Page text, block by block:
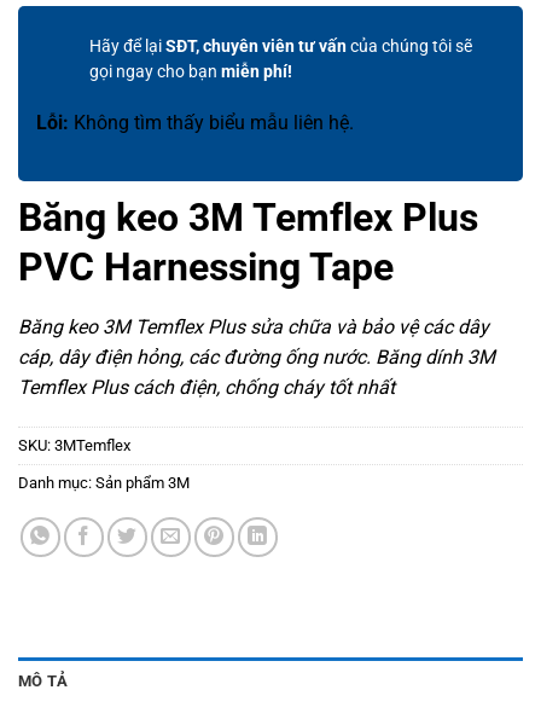
Hãy để lạiSĐT, chuyên viên tư vấncủa chúng tôi sẽ
gọi ngay cho bạn miễn phí!
Lỗi: Không tìm thấy biểu mẫu liên hệ.
Băng keo 3M Temflex Plus
PVC Harnessing Tape
Băng keo 3M Temflex Plus sửa chữa và bảo vệ các dây
cáp, dây điện hỏng, các đường ống nước. Băng dính 3M
Temflex Plus cách điện, chống cháy tốt nhất
SKU: 3MTemflex
Danh mục: Sản phẩm 3M
MÔ TẢ